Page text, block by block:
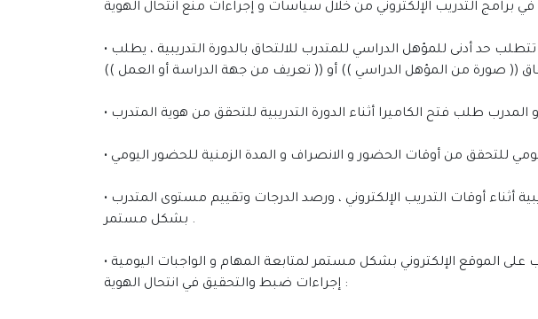
• التحقق من عدم انتحال صفة علمية أو مؤهل دراسي أثناء التسجيل في الدورات التدريبية التي تتطلب حد أدنى للمؤهل الدراسي للمتدرب للالتحاق بالدورة التدريبية ، يطلب
• التحقق من التفاعل والمشاركة في التطبيقات العملية التي يعدها المدرب بحسب الخطة التدريبية أثناء أوقات التدريب الإلكتروني ، ورصد الدرجات وتقييم مستوى المتدرب
بشكل مستمر .
إجراءات ضبط والتحقيق في انتحال الهوية :